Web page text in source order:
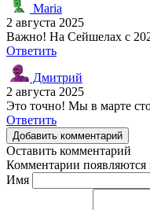
Maria
2 августа 2025
Важно! На Сейшелах с
Ответить
Дмитрий
2 августа 2025
Это точно! Мы в марте
Ответить
Добавить комментарий
Оставить комментарий
Комментарии появляются
Имя